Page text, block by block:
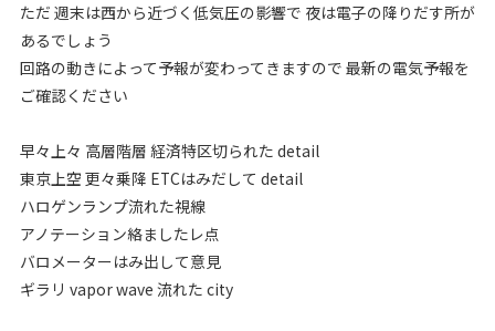
ただ 週末は西から近づく低気圧の影響で 夜は電子の降りだす所が
あるでしょう
回路の動きによって予報が変わってきますので 最新の電気予報を
ご確認ください
早々上々 高層階層 経済特区切られた detail
東京上空 更々乗降 ETCはみだして detail
ハロゲンランプ流れた視線
アノテーション絡ましたレ点
バロメーターはみ出して意見
ギラリ vapor wave 流れた city